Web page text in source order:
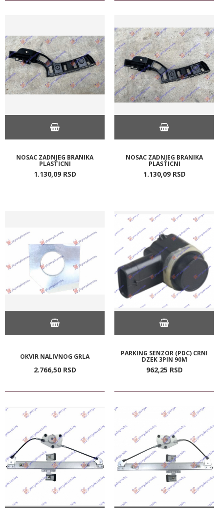
NOSAC ZADNJEG BRANIKA
PLASTICNI
1.130,09 RSD
NOSAC ZADNJEG BRANIKA
PLASTICNI
1.130,09 RSD
OKVIR NALIVNOG GRLA
2.766,50 RSD
PARKING SENZOR (PDC) CRNI
DZEK 3PIN 90M
962,25 RSD